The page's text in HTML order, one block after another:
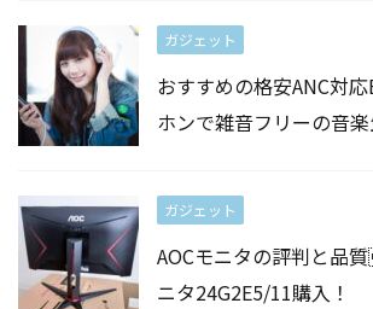
ガジェット
おすすめの格安ANC対
ホンで雑音フリーの音楽
ガジェット
AOCモニタの評判と品
ニタ24G2E5/11購入！